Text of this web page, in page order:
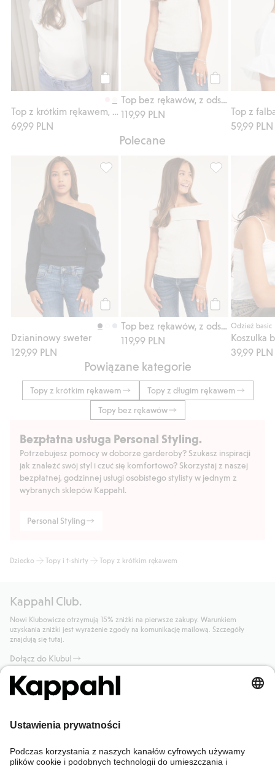
Kup
69,99 PLN
Kup
119,99 PLN
Top z
59,99 PLN
Polecane
Dzianinowy sweter
129,99 PLN
Dzianinowy sweter, Dodaj do listy
Kup
119,99 PLN
Top bez
Odzież basic
39,99 PLN
Powiązane kategorie
Topy z krótkim rękawem
Topy z długim rękawem
Topy bez rękawów
Bezpłatna usługa Personal Styling.
Potrzebujesz pomocy w doborze garderoby? Szukasz inspiracji
jak znaleźć swój styl i czuć się komfortowo? Skorzystaj z naszej
bezpłatnej, godzinnej usługi osobistego stylisty w jednym z
wybranych sklepów Kappahl.
Personal Styling
Dziecko Topy i t-shirty Topy z krótkim rękawem
Kappahl Club.
Nowi Klubowicze otrzymują 15% zniżki na pierwsze zakupy. Warunkiem
uzyskania zniżki jest wyrażenie zgody na komunikację mailową. Szczegóły
znajdują się tutaj.
Dołącz do Klubu!